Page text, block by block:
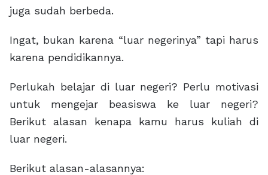
juga sudah berbeda.
Ingat, bukan karena “luar negerinya” tapi harus
karena pendidikannya.
Perlukah belajar di luar negeri? Perlu motivasi
untuk mengejar beasiswa ke luar negeri?
Berikut alasan kenapa kamu harus kuliah di
luar negeri.
Berikut alasan-alasannya: